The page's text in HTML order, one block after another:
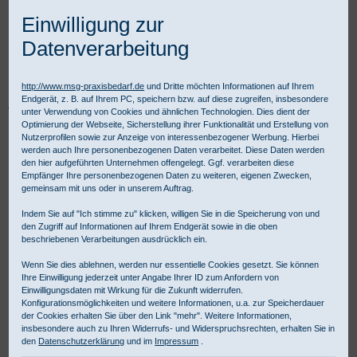
Praxisbedarf Shop Diagnostik
Fachspezifische Diagnostik
Ophthalmologie
Ophthalmologie-Zubehör
HEINE Hartschalenetui für C-261 / C-144
Einwilligung zur
Datenverarbeitung
http://www.msg-praxisbedarf.de und Dritte möchten Informationen auf Ihrem
Endgerät, z. B. auf Ihrem PC, speichern bzw. auf diese zugreifen, insbesondere
unter Verwendung von Cookies und ähnlichen Technologien. Dies dient der
Optimierung der Webseite, Sicherstellung ihrer Funktionalität und Erstellung von
Nutzerprofilen sowie zur Anzeige von interessenbezogener Werbung. Hierbei
werden auch Ihre personenbezogenen Daten verarbeitet. Diese Daten werden
den hier aufgeführten Unternehmen offengelegt. Ggf. verarbeiten diese
Empfänger Ihre personenbezogenen Daten zu weiteren, eigenen Zwecken,
gemeinsam mit uns oder in unserem Auftrag.
Indem Sie auf "Ich stimme zu" klicken, willigen Sie in die Speicherung von und
den Zugriff auf Informationen auf Ihrem Endgerät sowie in die oben
beschriebenen Verarbeitungen ausdrücklich ein.
Wenn Sie dies ablehnen, werden nur essentielle Cookies gesetzt. Sie können
Ihre Einwilligung jederzeit unter Angabe Ihrer ID zum Anfordern von
Einwilligungsdaten mit Wirkung für die Zukunft widerrufen.
Konfigurationsmöglichkeiten und weitere Informationen, u.a. zur Speicherdauer
der Cookies erhalten Sie über den Link "mehr". Weitere Informationen,
insbesondere auch zu Ihren Widerrufs- und Widerspruchsrechten, erhalten Sie in
den Datenschutzerklärung und im Impressum